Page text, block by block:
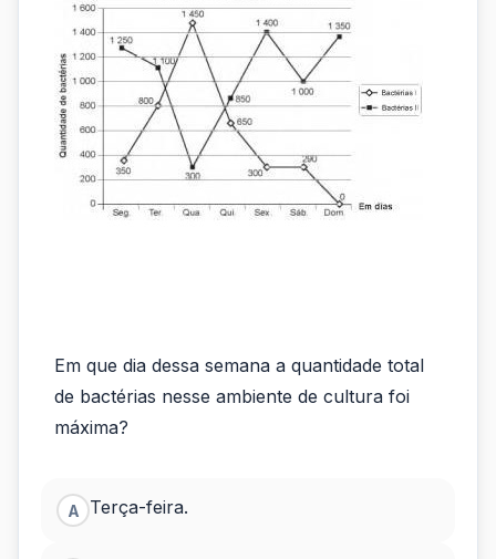
de
bactérias...
Em que dia dessa semana a quantidade total
de bactérias nesse ambiente de cultura foi
máxima?
A Terça-feira.